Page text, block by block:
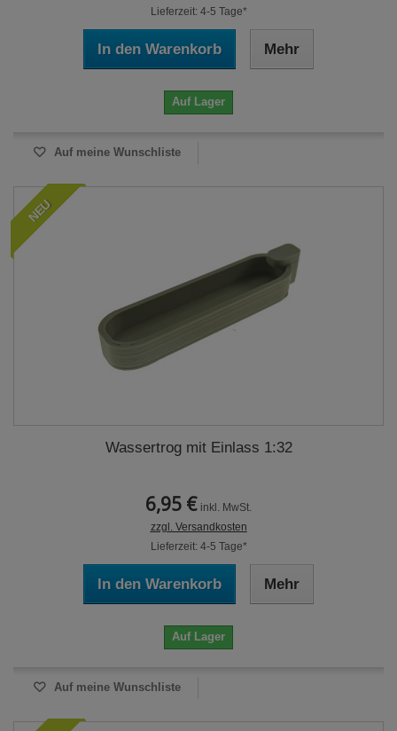
Lieferzeit: 4-5 Tage*
In den Warenkorb Mehr
Auf Lager
Auf meine Wunschliste
NEU
Wassertrog mit Einlass 1:32
6,95 € inkl. MwSt.
zzgl. Versandkosten
Lieferzeit: 4-5 Tage*
In den Warenkorb Mehr
Auf Lager
Auf meine Wunschliste